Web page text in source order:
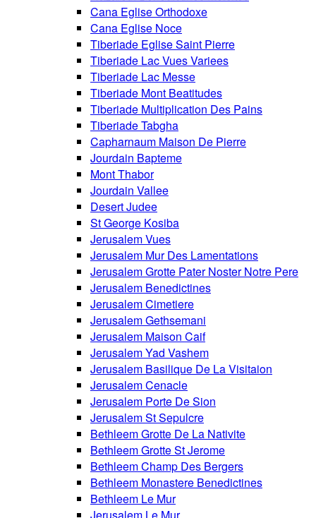
Cana Eglise Orthodoxe
Cana Eglise Noce
Tiberiade Eglise Saint Pierre
Tiberiade Lac Vues Variees
Tiberiade Lac Messe
Tiberiade Mont Beatitudes
Tiberiade Multiplication Des Pains
Tiberiade Tabgha
Capharnaum Maison De Pierre
Jourdain Bapteme
Mont Thabor
Jourdain Vallee
Desert Judee
St George Kosiba
Jerusalem Vues
Jerusalem Mur Des Lamentations
Jerusalem Grotte Pater Noster Notre Pere
Jerusalem Benedictines
Jerusalem Cimetiere
Jerusalem Gethsemani
Jerusalem Maison Caif
Jerusalem Yad Vashem
Jerusalem Basilique De La Visitaion
Jerusalem Cenacle
Jerusalem Porte De Sion
Jerusalem St Sepulcre
Bethleem Grotte De La Nativite
Bethleem Grotte St Jerome
Bethleem Champ Des Bergers
Bethleem Monastere Benedictines
Bethleem Le Mur